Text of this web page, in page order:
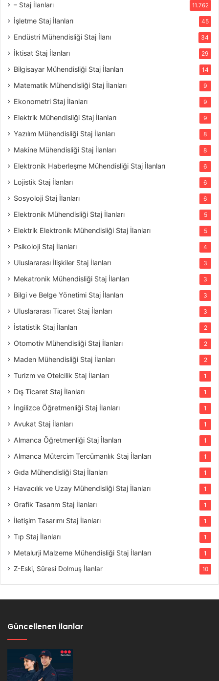
– Staj İlanları 11.762
İşletme Staj İlanları 45
Endüstri Mühendisliği Staj İlanı 34
İktisat Staj İlanları 29
Bilgisayar Mühendisliği Staj İlanları 14
Matematik Mühendisliği Staj İlanları 9
Ekonometri Staj İlanları 9
Elektrik Mühendisliği Staj İlanları 9
Yazılım Mühendisliği Staj İlanları 8
Makine Mühendisliği Staj İlanları 8
Elektronik Haberleşme Mühendisliği Staj İlanları 6
Lojistik Staj İlanları 6
Sosyoloji Staj İlanları 6
Elektronik Mühendisliği Staj İlanları 5
Elektrik Elektronik Mühendisliği Staj İlanları 5
Psikoloji Staj İlanları 4
Uluslararası İlişkiler Staj İlanları 3
Mekatronik Mühendisliği Staj İlanları 3
Bilgi ve Belge Yönetimi Staj İlanları 3
Uluslararası Ticaret Staj İlanları 3
İstatistik Staj İlanları 2
Otomotiv Mühendisliği Staj İlanları 2
Maden Mühendisliği Staj İlanları 2
Turizm ve Otelcilik Staj İlanları 1
Dış Ticaret Staj İlanları 1
İngilizce Öğretmenliği Staj İlanları 1
Avukat Staj İlanları 1
Almanca Öğretmenliği Staj İlanları 1
Almanca Mütercim Tercümanlık Staj İlanları 1
Gıda Mühendisliği Staj İlanları 1
Havacılık ve Uzay Mühendisliği Staj İlanları 1
Grafik Tasarım Staj İlanları 1
İletişim Tasarımı Staj İlanları 1
Tıp Staj İlanları 1
Metalurji Malzeme Mühendisliği Staj İlanları 1
Z-Eski, Süresi Dolmuş İlanlar 10
Güncellenen İlanlar